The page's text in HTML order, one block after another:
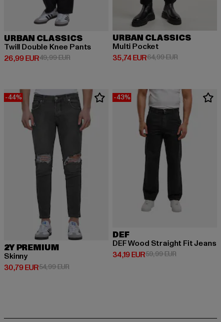
URBAN CLASSICS
Twill Double Knee Pants
26,99 EUR
Derzeitiger Preis: 26,99 EUR
49,99 EURAktionspreis: 49,99 EUR
URBAN CLASSICS
Multi Pocket
35,74 EUR
Derzeitiger Preis: 35,74 EUR
64,99 EURAktionspreis:
-44%
2Y PREMIUM
Skinny
30,79 EUR
Derzeitiger Preis: 30,79 EUR
54,99 EURAktionspreis: 54,99 EUR
-43%
DEF
DEF Wood Straight Fit Jeans
34,19 EUR
Derzeitiger Preis: 34,19 EUR
59,99 EURAktionspreis: